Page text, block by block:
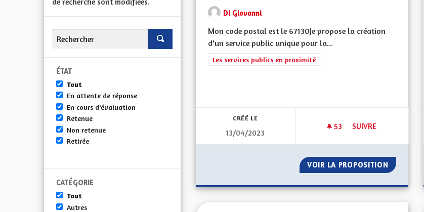
ÉTAT
Tout
En attente de réponse
En cours d'évaluation
Retenue
Non retenue
Retirée
CATÉGORIE
Tout
Autres
Di Giovanni
Mon code postal est le 67130Je propose la création
d'un service public unique pour la...
Filtrer les résultats de la catégorie : Les services publics en
Les services publics en proximité
CRÉÉ LE
13/04/2023
53 53 ABONNÉS
SUIVRE
L'ALSACE NOTRE
VOIR LA PROPOSITION